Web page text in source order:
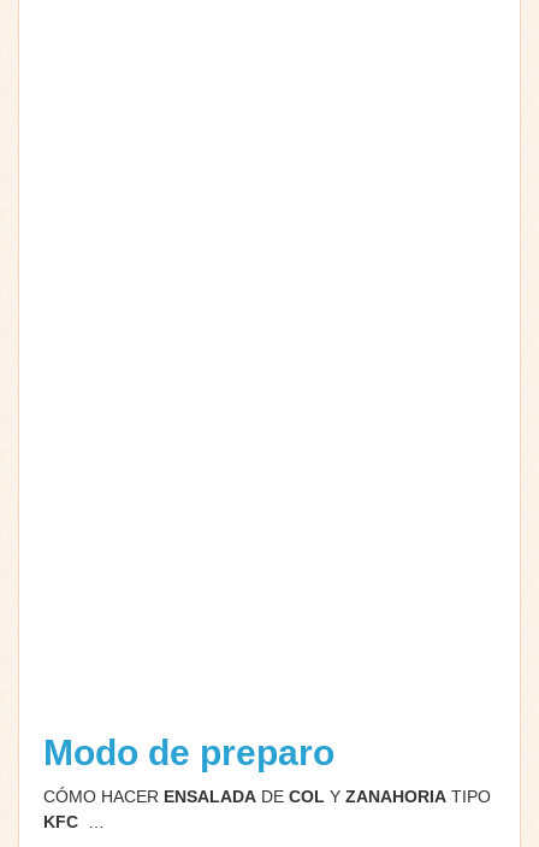
Modo de preparo
CÓMO HACER ENSALADA DE COL Y ZANAHORIA TIPO
KFC